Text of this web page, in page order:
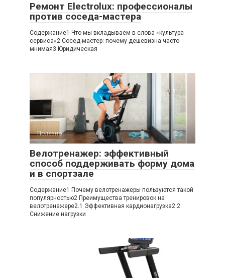
Ремонт Electrolux: профессионалы
против соседа-мастера
Содержание1 Что мы вкладываем в слова «культура
сервиса»2 Сосед-мастер: почему дешевизна часто
мнимая3 Юридическая
Полезно 0
Велотренажер: эффективный
способ поддерживать форму дома
и в спортзале
Содержание1 Почему велотренажеры пользуются такой
популярностью2 Преимущества тренировок на
велотренажере2.1 Эффективная кардионагрузка2.2
Снижение нагрузки